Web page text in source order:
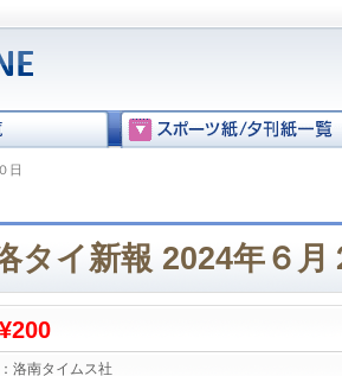
日
タイ新報 2024年６月
¥200
洛南タイムス社